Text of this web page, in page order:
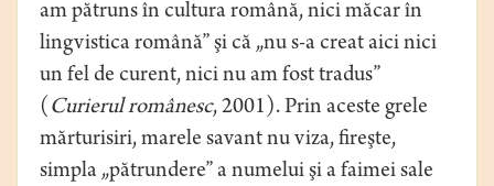
am pătruns în cultura română, nici măcar în
lingvistica română” şi că „nu s-a creat aici nici
un fel de curent, nici nu am fost tradus”
( Curierul românesc, 2001). Prin aceste grele
mărturisiri, marele savant nu viza, fireşte,
simpla „pătrundere” a numelui şi a faimei sale